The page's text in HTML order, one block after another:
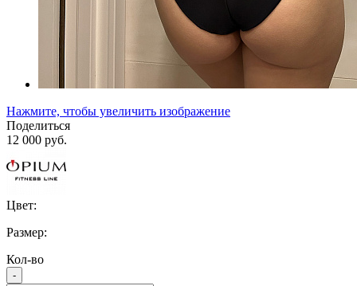
Нажмите, чтобы увеличить изображение
Поделиться
12 000 руб.
Цвет:
Размер:
Кол-во
-